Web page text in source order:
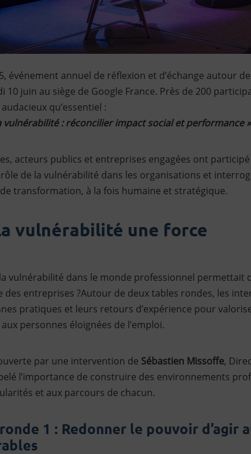
événement annuel de réflexion et d’échange autour
10 juin au siège de Google France. Près de 200
qu’essentiel :
vulnérabilité : réconcilier impact social et performance
acteurs publics et entreprises engagées ont participé
de la vulnérabilité dans les organisations et
transformation, à la fois humaine et stratégique.
vulnérabilité une force
vulnérabilité dans le monde professionnel permettait
des entreprises ?Autour de deux tables rondes, les
pratiques et leurs retours d’expérience pour
personnes éloignées de l’emploi.
par une intervention de Sébastien Missoffe,
l’importance de construire des environnements
et aux parcours de chacun.
1 : Redonner le pouvoir d’agir